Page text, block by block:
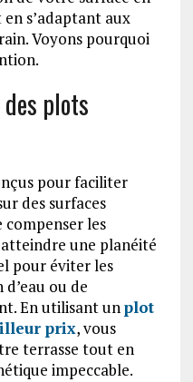
s’adaptant aux
Voyons pourquoi
plots
pour faciliter
des surfaces
les
une planéité
pour éviter les
ou de
En utilisant unplot
prix, vous
terrasse tout en
impeccable.